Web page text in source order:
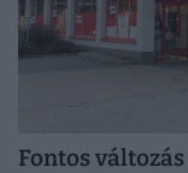
Fontos